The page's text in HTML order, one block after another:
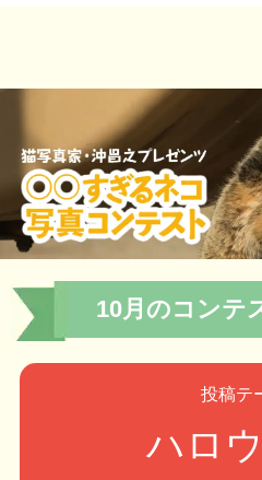
10月のコンテ
投稿テ
ハロ